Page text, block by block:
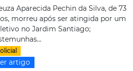
Aparecida Pechin da Silva, de 73
morreu após ser atingida por um
no Jardim Santiago;
artigo